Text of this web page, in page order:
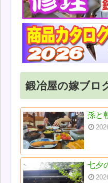
鍛冶屋の嫁ブロ
孫と
七夕